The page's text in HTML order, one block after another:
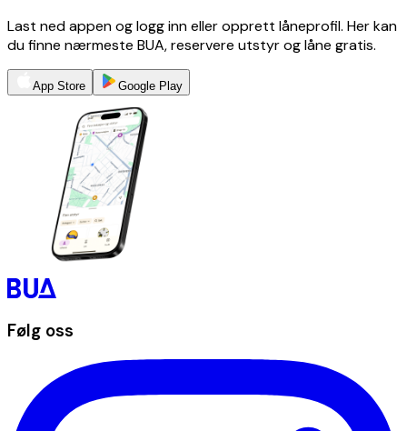
Last ned appen og logg inn eller opprett låneprofil. Her kan
du finne nærmeste BUA, reservere utstyr og låne gratis.
App Store Google Play
Følg oss